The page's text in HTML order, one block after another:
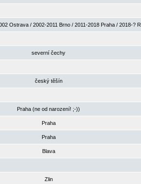
Ostrava / 2002-2011 Brno / 2011-2018 Praha / 2018-?
severní čechy
český těšín
Praha (ne od narození! ;-))
Praha
Praha
Blava
Zlin